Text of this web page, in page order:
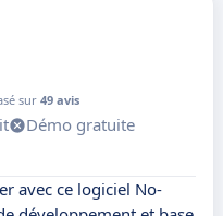
sur 49 avis
Démo gratuite
avec ce logiciel No-